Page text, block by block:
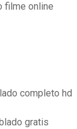
filme online
completo hd
gratis